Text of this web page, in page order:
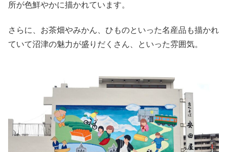
所が色鮮やかに描かれています。
さらに、お茶畑やみかん、ひものといった名産品も描かれ
ていて沼津の魅力が盛りだくさん、といった雰囲気。